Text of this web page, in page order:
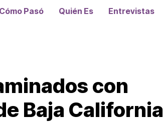
Cómo Pasó Quién Es Entrevistas
con
Baja California